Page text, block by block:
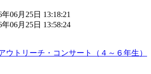
06月25日 13:18:21
06月25日 13:58:24
ウトリーチ・コンサート（４～６年生）